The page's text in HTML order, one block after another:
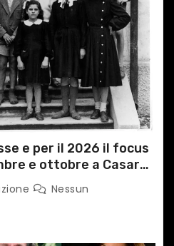
e per il 2026 il focus
e ottobre a Casarsa
per docenti delle
Nessun